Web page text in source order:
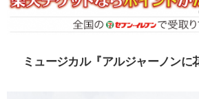
ミュージカル『アルジャーノンに